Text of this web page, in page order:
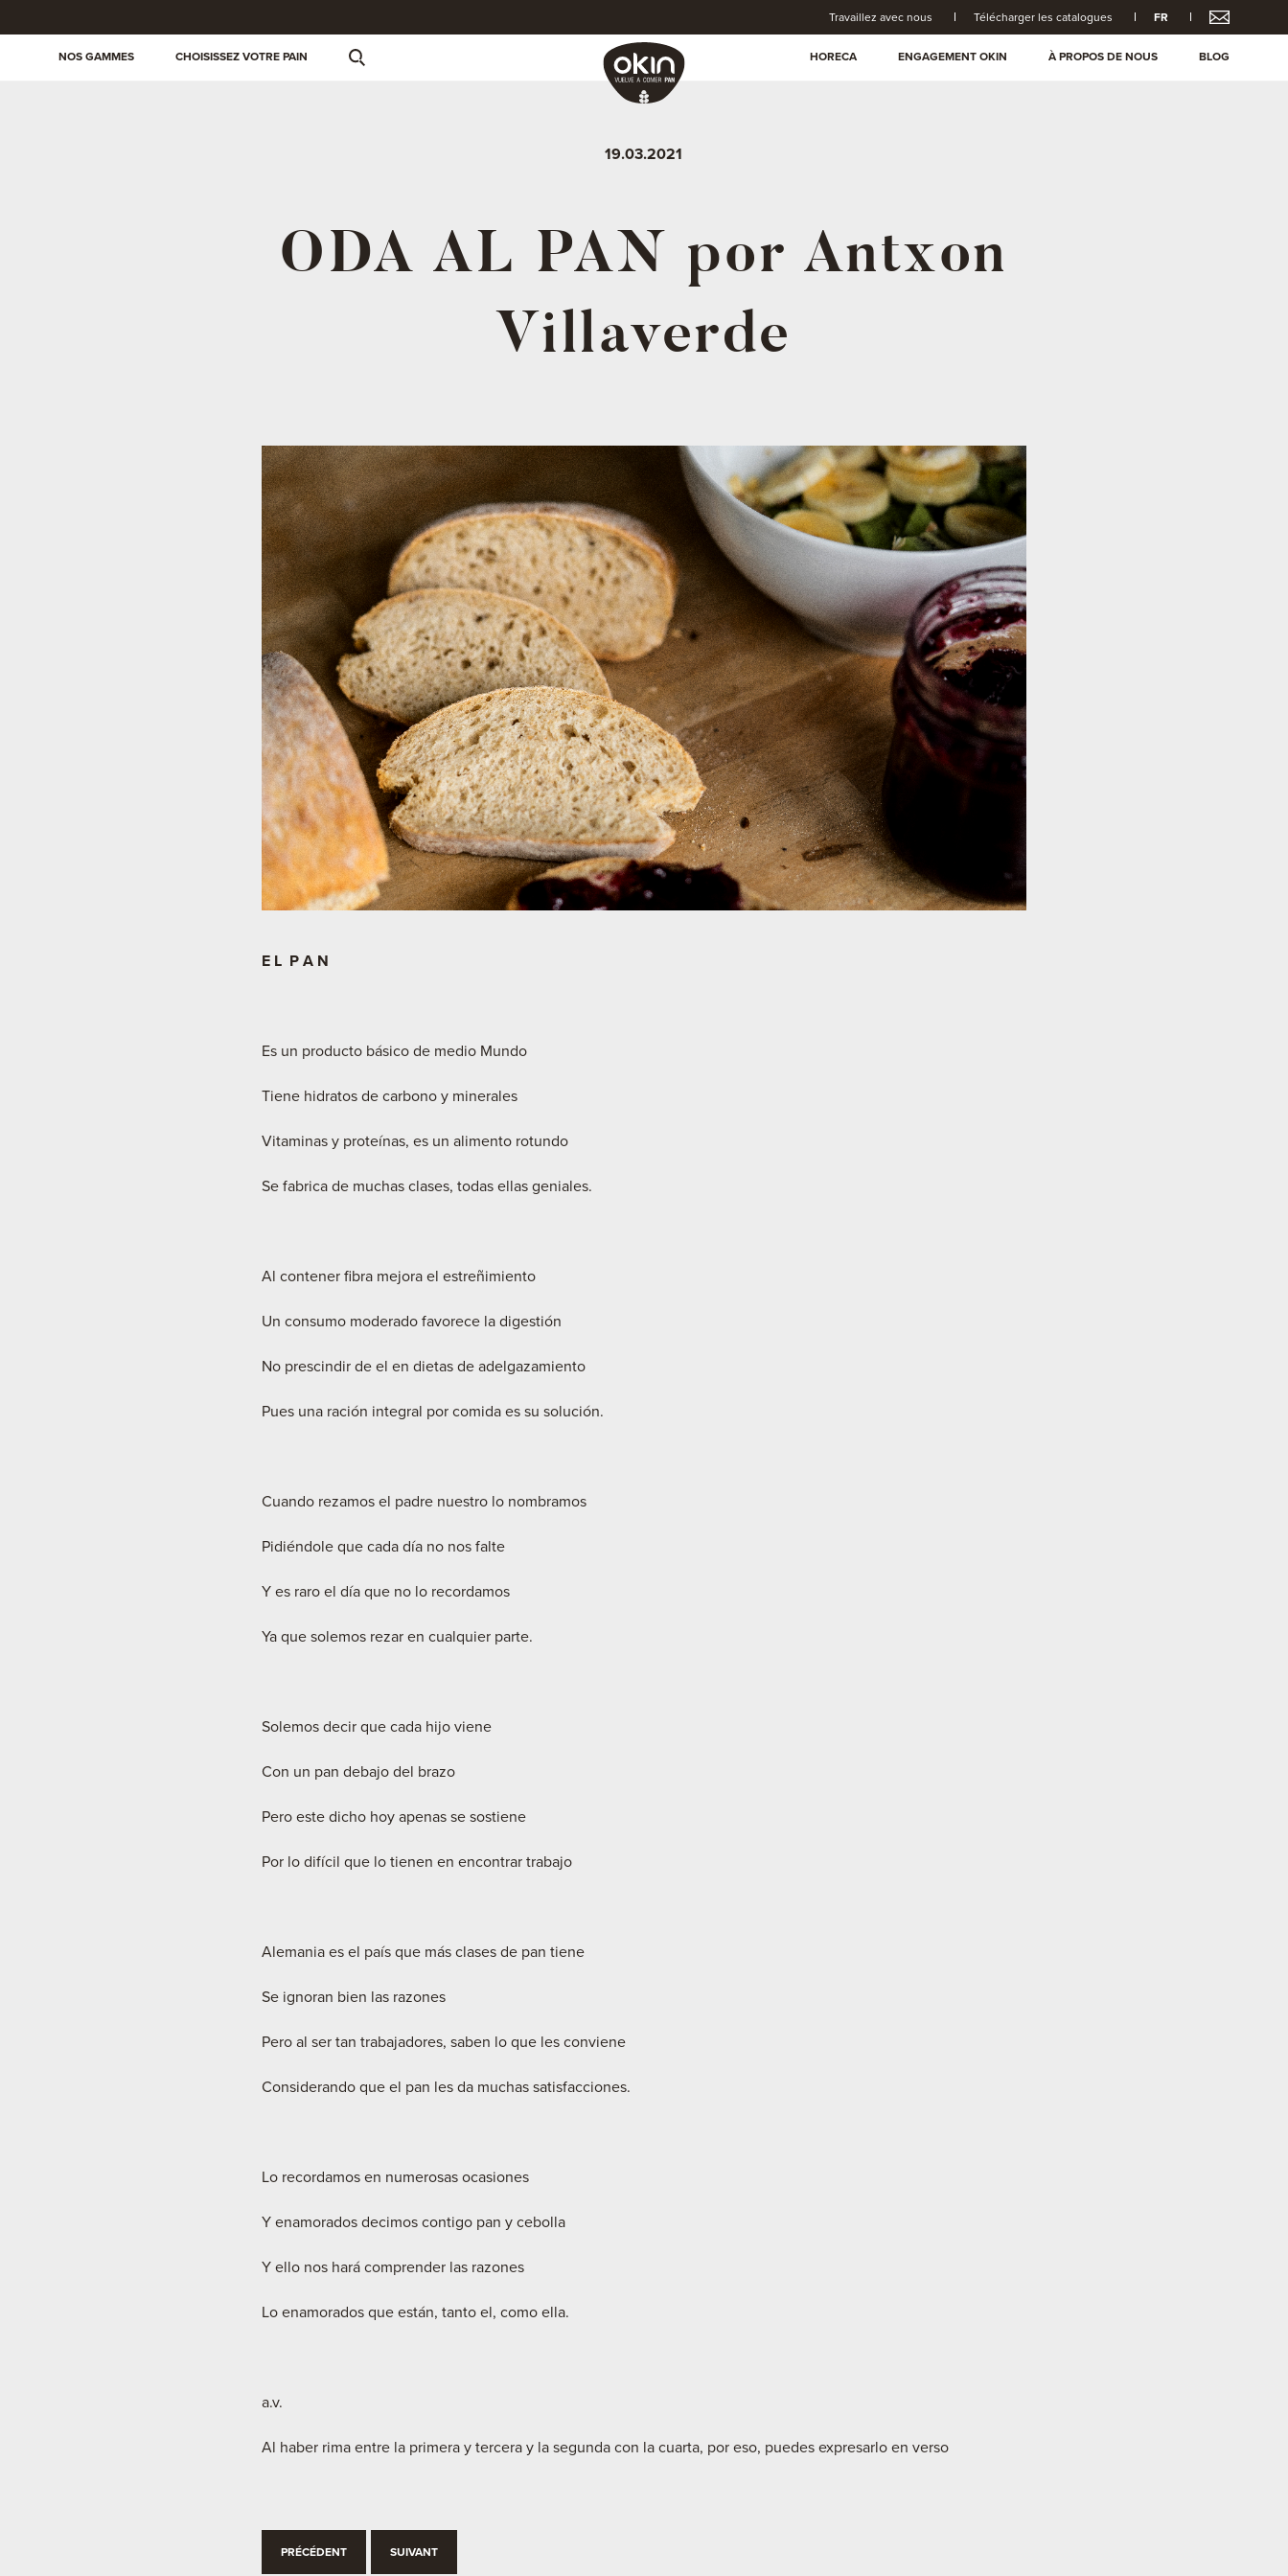
Travaillez avec nous Télécharger les catalogues FR
NOS GAMMES CHOISISSEZ VOTRE PAIN HORECA ENGAGEMENT OKIN À PROPOS DE NOUS BLOG
19.03.2021
ODA AL PAN por Antxon
Villaverde
E L P A N
Es un producto básico de medio Mundo
Tiene hidratos de carbono y minerales
Vitaminas y proteínas, es un alimento rotundo
Se fabrica de muchas clases, todas ellas geniales.
Al contener fibra mejora el estreñimiento
Un consumo moderado favorece la digestión
No prescindir de el en dietas de adelgazamiento
Pues una ración integral por comida es su solución.
Cuando rezamos el padre nuestro lo nombramos
Pidiéndole que cada día no nos falte
Y es raro el día que no lo recordamos
Ya que solemos rezar en cualquier parte.
Solemos decir que cada hijo viene
Con un pan debajo del brazo
Pero este dicho hoy apenas se sostiene
Por lo difícil que lo tienen en encontrar trabajo
Alemania es el país que más clases de pan tiene
Se ignoran bien las razones
Pero al ser tan trabajadores, saben lo que les conviene
Considerando que el pan les da muchas satisfacciones.
Lo recordamos en numerosas ocasiones
Y enamorados decimos contigo pan y cebolla
Y ello nos hará comprender las razones
Lo enamorados que están, tanto el, como ella.
a.v.
Al haber rima entre la primera y tercera y la segunda con la cuarta, por eso, puedes expresarlo en verso
PRÉCÉDENT SUIVANT